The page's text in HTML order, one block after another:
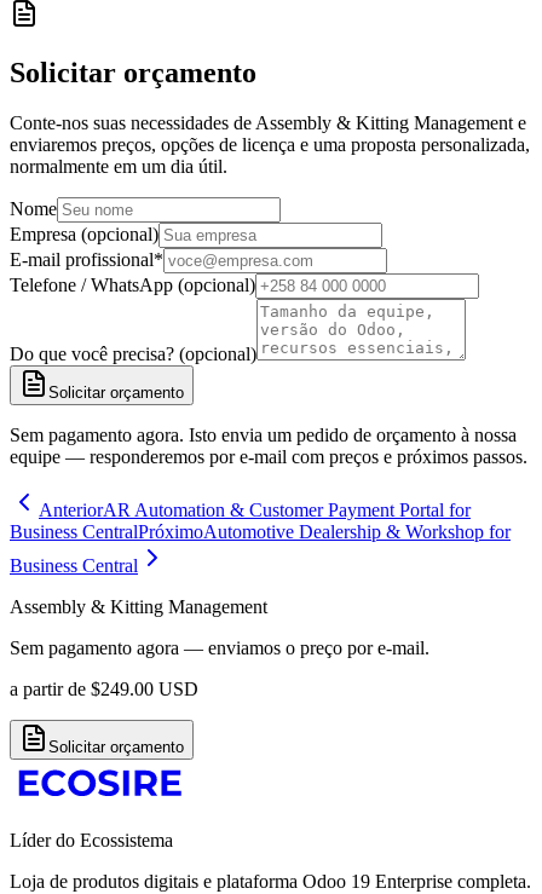
Solicitar orçamento
Conte-nos suas necessidades de Assembly & Kitting Management e
enviaremos preços, opções de licença e uma proposta personalizada,
normalmente em um dia útil.
Nome
Empresa (opcional)
E-mail profissional*
Telefone / WhatsApp (opcional)
Do que você precisa? (opcional)
Solicitar orçamento
Sem pagamento agora. Isto envia um pedido de orçamento à nossa
equipe — responderemos por e-mail com preços e próximos passos.
AnteriorAR Automation & Customer Payment Portal for
Business CentralPróximoAutomotive Dealership & Workshop for
Business Central
Assembly & Kitting Management
Sem pagamento agora — enviamos o preço por e-mail.
a partir de $249.00 USD
Solicitar orçamento
Líder do Ecossistema
Loja de produtos digitais e plataforma Odoo 19 Enterprise completa.